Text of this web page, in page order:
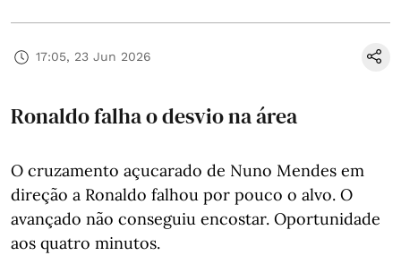
17:05, 23 Jun 2026
Ronaldo falha o desvio na área
O cruzamento açucarado de Nuno Mendes em
direção a Ronaldo falhou por pouco o alvo. O
avançado não conseguiu encostar. Oportunidade
aos quatro minutos.